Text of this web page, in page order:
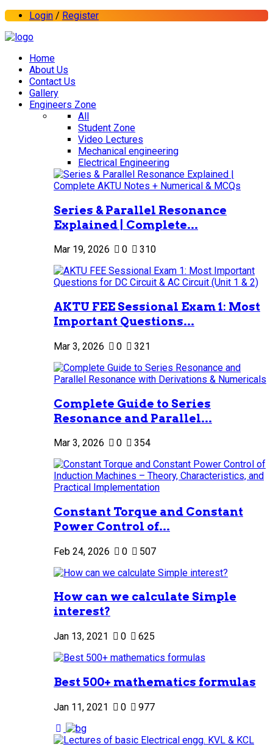
Login / Register
Home
About Us
Contact Us
Gallery
Engineers Zone
All
Student Zone
Video Lectures
Mechanical engineering
Electrical Engineering
Series & Parallel Resonance
Explained | Complete...
Mar 19, 2026 0 310
AKTU FEE Sessional Exam 1: Most
Important Questions...
Mar 3, 2026 0 321
Complete Guide to Series
Resonance and Parallel...
Mar 3, 2026 0 354
Constant Torque and Constant
Power Control of...
Feb 24, 2026 0 507
How can we calculate Simple
interest?
Jan 13, 2021 0 625
Best 500+ mathematics formulas
Jan 11, 2021 0 977